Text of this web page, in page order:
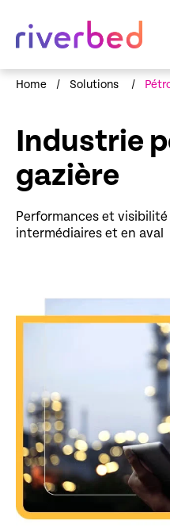
Home / Solutions /
Industrie
gazière
Performances et
intermédiaires et en aval